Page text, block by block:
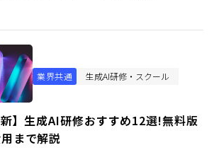
業界共通 生成AI研修・スクール
】生成AI研修おすすめ12選!無料版
まで解説